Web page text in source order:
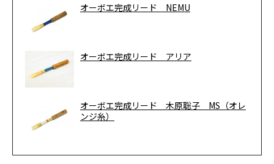
オーボエ完成リード NEMU
オーボエ完成リード アリア
オーボエ完成リード 木原聡子 MS（オレ
ンジ糸）